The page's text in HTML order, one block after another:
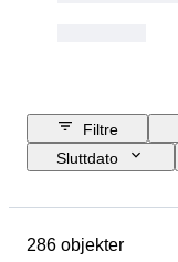
Filtre
Sluttdato
Kjønn
286 objekter